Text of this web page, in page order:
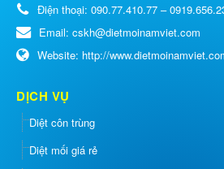
Điện thoại: 090.77.410.77 –
Email: cskh@dietmoinamviet.com
Website: http://
DỊCH VỤ
Diệt côn trùng
Diệt mối giá rẻ